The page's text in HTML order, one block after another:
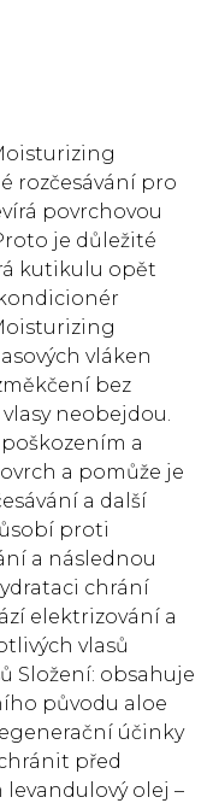
rozčesávání pro
povrchovou
je důležité
kutikulu opět
vláken
bez
neobejdou.
a
a pomůže je
a další
proti
a následnou
chrání
elektrizování a
vlasů
Složení: obsahuje
původu aloe
účinky
před
levandulový olej –